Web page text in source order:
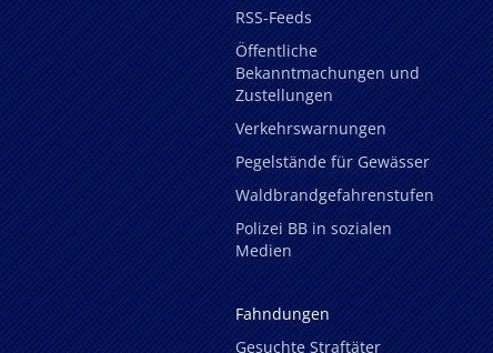
RSS-Feeds
Öffentliche
Bekanntmachungen und
Zustellungen
Verkehrswarnungen
Pegelstände für Gewässer
Waldbrandgefahrenstufen
Polizei BB in sozialen
Medien
Fahndungen
Gesuchte Straftäter